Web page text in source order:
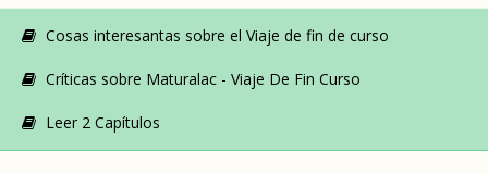
Cosas interesantas sobre el Viaje de fin de curso
Críticas sobre Maturalac - Viaje De Fin Curso
Leer 2 Capítulos